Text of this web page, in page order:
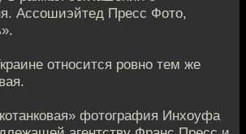
Ассошиэйтед Пресс Фото,
относится ровно тем же
фотография Инхоуфа